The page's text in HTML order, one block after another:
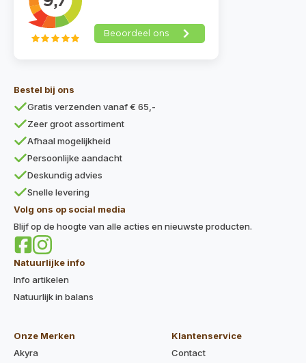
Bestel bij ons
Gratis verzenden vanaf € 65,-
Zeer groot assortiment
Afhaal mogelijkheid
Persoonlijke aandacht
Deskundig advies
Snelle levering
Volg ons op social media
Blijf op de hoogte van alle acties en nieuwste producten.
Natuurlijke info
Info artikelen
Natuurlijk in balans
Onze Merken
Akyra
Klantenservice
Contact